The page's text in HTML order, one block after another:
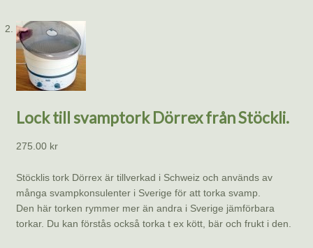
Lock till svamptork Dörrex från Stöckli.
275.00 kr
Stöcklis tork Dörrex är tillverkad i Schweiz och används av
många svampkonsulenter i Sverige för att torka svamp.
Den här torken rymmer mer än andra i Sverige jämförbara
torkar. Du kan förstås också torka t ex kött, bär och frukt i den.